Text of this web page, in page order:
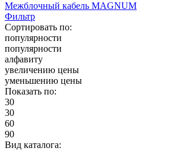
Межблочный кабель MAGNUM
Фильтр
Сортировать по:
популярности
популярности
алфавиту
увеличению цены
уменьшению цены
Показать по:
30
30
60
90
Вид каталога: